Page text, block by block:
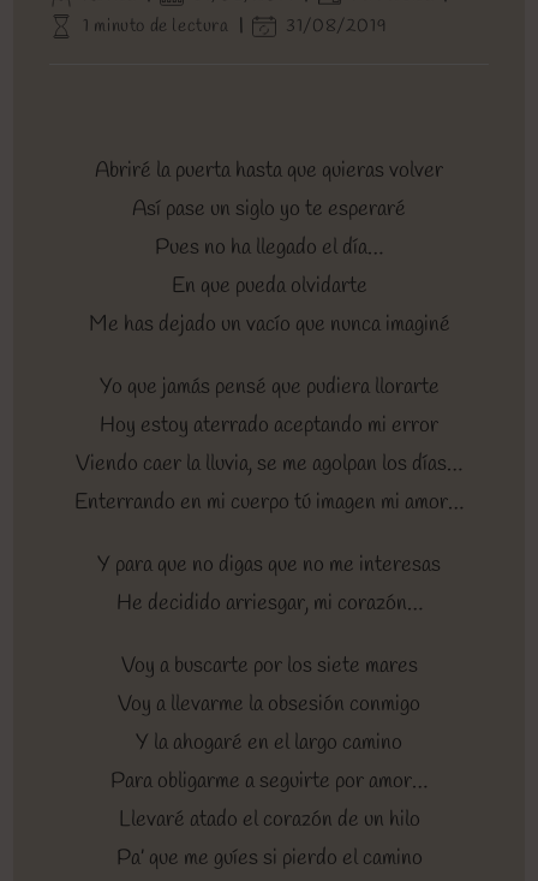
de
la
de
la
de
la
Tiempo1 minuto de lectura
Última31/08/2019
Abriré la puerta hasta que quieras volver
Así pase un siglo yo te esperaré
Pues no ha llegado el día…
En que pueda olvidarte
Me has dejado un vacío que nunca imaginé
Yo que jamás pensé que pudiera llorarte
Hoy estoy aterrado aceptando mi error
Viendo caer la lluvia, se me agolpan los días…
Enterrando en mi cuerpo tú imagen mi amor…
Y para que no digas que no me interesas
He decidido arriesgar, mi corazón…
Voy a buscarte por los siete mares
Voy a llevarme la obsesión conmigo
Y la ahogaré en el largo camino
Para obligarme a seguirte por amor…
Llevaré atado el corazón de un hilo
Pa’ que me guíes si pierdo el camino